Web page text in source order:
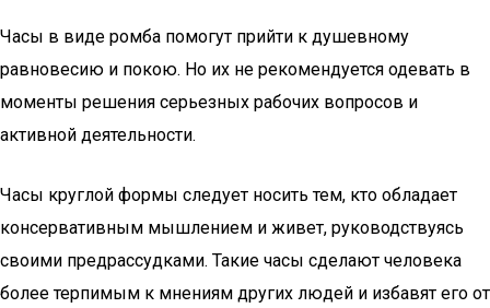
Часы в виде ромба помогут прийти к душевному
равновесию и покою. Но их не рекомендуется одевать в
моменты решения серьезных рабочих вопросов и
активной деятельности.
Часы круглой формы следует носить тем, кто обладает
консервативным мышлением и живет, руководствуясь
своими предрассудками. Такие часы сделают человека
более терпимым к мнениям других людей и избавят его от